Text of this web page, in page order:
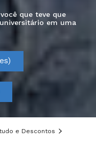
que teve que
em uma
e Descontos